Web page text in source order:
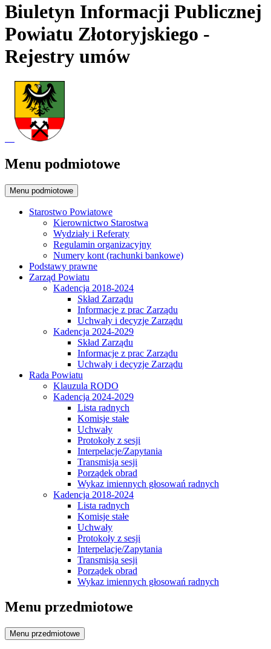
Biuletyn Informacji Publicznej
Powiatu Złotoryjskiego -
Rejestry umów
Menu podmiotowe
Menu podmiotowe
Starostwo Powiatowe
Kierownictwo Starostwa
Wydziały i Referaty
Regulamin organizacyjny
Numery kont (rachunki bankowe)
Podstawy prawne
Zarząd Powiatu
Kadencja 2018-2024
Skład Zarządu
Informacje z prac Zarządu
Uchwały i decyzje Zarządu
Kadencja 2024-2029
Skład Zarządu
Informacje z prac Zarządu
Uchwały i decyzje Zarządu
Rada Powiatu
Klauzula RODO
Kadencja 2024-2029
Lista radnych
Komisje stałe
Uchwały
Protokoły z sesji
Interpelacje/Zapytania
Transmisja sesji
Porządek obrad
Wykaz imiennych głosowań radnych
Kadencja 2018-2024
Lista radnych
Komisje stałe
Uchwały
Protokoły z sesji
Interpelacje/Zapytania
Transmisja sesji
Porządek obrad
Wykaz imiennych głosowań radnych
Menu przedmiotowe
Menu przedmiotowe